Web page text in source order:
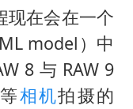
现在会在一个
model）中
8 与 RAW 9
相机拍摄的